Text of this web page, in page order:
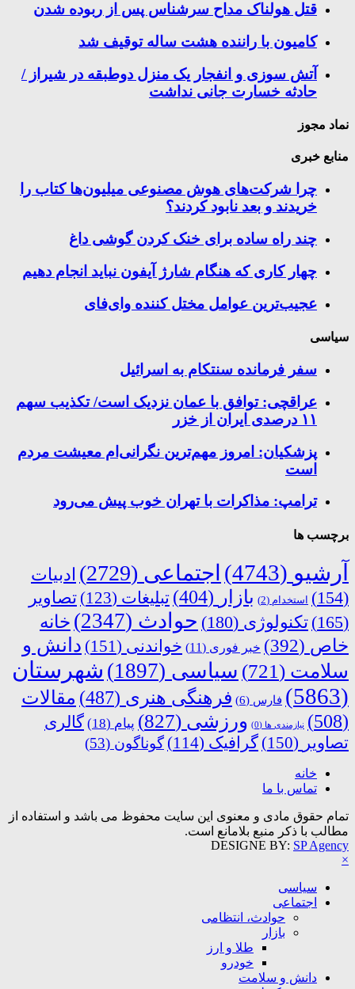
قتل هولناک مداح سرشناس پس از ربوده شدن
کامیون با راننده هشت ساله توقیف شد
آتش سوزی و انفجار یک منزل دوطبقه در شیراز /
حادثه خسارت جانی نداشت
نماد مجوز
منابع خبری
چرا شرکت‌های هوش مصنوعی میلیون‌ها کتاب را
خریدند و بعد نابود کردند؟
چند راه‌ ساده برای خنک کردن گوشی داغ
چهار کاری که هنگام شارژ آیفون نباید انجام دهیم
عجیب‌ترین عوامل مختل کننده وای‌فای
سیاسی
سفر فرمانده سنتکام به اسرائیل
عراقچی: توافق با عمان نزدیک است/ تکذیب سهم
۱۱ درصدی ایران از خزر
پزشکیان: امروز مهم‌ترین نگرانی‌ام معیشت مردم
است
ترامپ: مذاکرات با تهران خوب پیش می‌رود
برچسب ها
آرشیو (4743) اجتماعی (2729)
ادبیات
(154)
استخدام (2) بازار (404) تبلیغات (123)
تصاویر
(165)
تکنولوژی (180) حوادث (2347)
خانه
خاص (392) خبر فوری (11) خواندنی (151)
دانش و
سلامت (721) سیاسی (1897)
شهرستان
(5863)
فارس (6) فرهنگی هنری (487)
مقالات
(508)
نیازمندی ها (0) ورزشی (827) پیام (18)
گالری
تصاویر (150) گرافیک (114) گوناگون (53)
خانه
تماس با ما
تمام حقوق مادی و معنوی این سایت محفوظ می باشد و استفاده از
مطالب با ذکر منبع بلامانع است.
DESIGNE BY: SP Agency
×
سیاسی
اجتماعی
حوادث، انتظامی
بازار
طلا و ارز
خودرو
دانش و سلامت